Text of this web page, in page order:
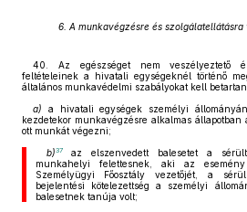
6. A munkavégzésre és
40. Az egészséget nem veszélyeztető
feltételeinek a hivatali egységeknél történő
általános munkavédelmi szabályokat kell
a) a hivatali egységek személyi
kezdetekor munkavégzésre alkalmas
ott munkát végezni;
b)37az elszenvedett balesetet a
munkahelyi felettesnek, aki az
Személyügyi Főosztály vezetőjét, a
bejelentési kötelezettség a személyi
balesetnek tanúja volt;